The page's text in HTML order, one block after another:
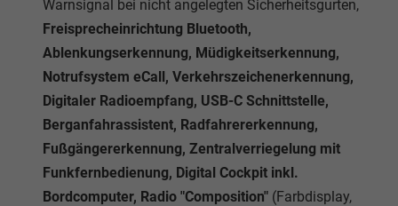
Warnsignal bei nicht angelegten Sicherheitsgurten,
Freisprecheinrichtung Bluetooth,
Ablenkungserkennung, Müdigkeitserkennung,
Notrufsystem eCall, Verkehrszeichenerkennung,
Digitaler Radioempfang, USB-C Schnittstelle,
Berganfahrassistent, Radfahrererkennung,
Fußgängererkennung, Zentralverriegelung mit
Funkfernbedienung, Digital Cockpit inkl.
Bordcomputer, Radio "Composition" (Farbdisplay,